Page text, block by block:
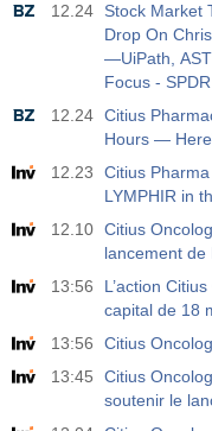
12.24
Stock Market
Drop On
—UiPath,
Focus -
12.24 Citius
Hours —
12.23
Citius
LYMPHIR in
12.10 Citius
lancement de
13:56
L’action
capital de 18
13:56
Citius
13:45
Citius
soutenir le